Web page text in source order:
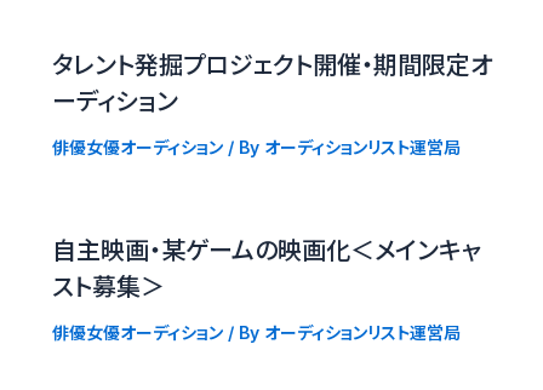
タレント発掘プロジェクト開催・期間限定オ
ーディション
俳優女優オーディション/ By オーディションリスト運営局
自主映画・某ゲームの映画化＜メインキャ
スト募集＞
俳優女優オーディション/ By オーディションリスト運営局